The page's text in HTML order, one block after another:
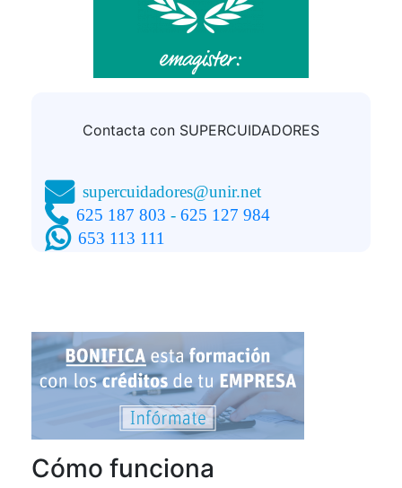
Contacta con SUPERCUIDADORES
supercuidadores@unir.net
625 187 803 - 625 127 984
653 113 111
Cómo funciona